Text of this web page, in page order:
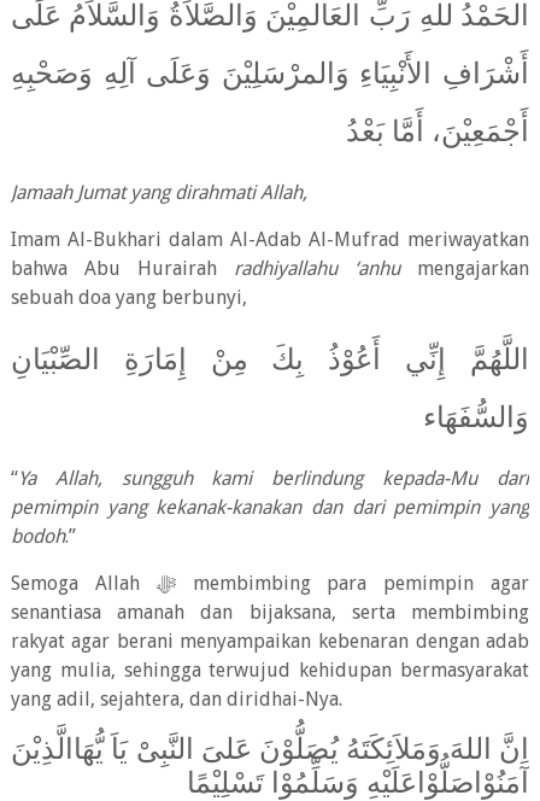
الحَمْدُ للهِ رَبِّ العَالمِيْنَ وَالصَّلاَةُ وَالسَّلاَمُ عَلَى
أَشْرَافِ الأَنْبِيَاءِ وَالمرْسَلِيْنَ وَعَلَى آلِهِ وَصَحْبِهِ
أَجْمَعِيْنَ، أَمَّا بَعْدُ
Jamaah Jumat yang dirahmati Allah,
Imam Al-Bukhari dalam Al-Adab Al-Mufrad meriwayatkan
bahwa Abu Hurairah radhiyallahu ‘anhumengajarkan
sebuah doa yang berbunyi,
اللَّهُمَّ إِنِّي أَعُوْذُ بِكَ مِنْ إِمَارَةِ الصِّبْيَانِ
وَالسُّفَهَاء
“Ya Allah, sungguh kami berlindung kepada-Mu dari
pemimpin yang kekanak-kanakan dan dari pemimpin yang
bodoh.”
Semoga Allah ﷻ
membimbing para pemimpin agar
senantiasa amanah dan bijaksana, serta membimbing
rakyat agar berani menyampaikan kebenaran dengan adab
yang mulia, sehingga terwujud kehidupan bermasyarakat
yang adil, sejahtera, dan diridhai-Nya.
اِنَّ اللهَ وَمَلاَئِكَتَهُ يُصَلُّوْنَ عَلىَ النَّبِىْ يَاَ يُّهَاالَّذِيْنَ
آمَنُوْاصَلُّوْاعَلَيْهِ وَسَلِّمُوْا تَسْلِيْمًا